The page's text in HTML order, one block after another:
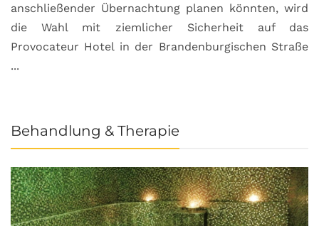
anschließender Übernachtung planen könnten, wird
die Wahl mit ziemlicher Sicherheit auf das
Provocateur Hotel in der Brandenburgischen Straße
...
Behandlung & Therapie